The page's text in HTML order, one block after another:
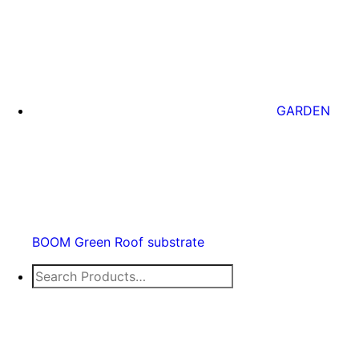
GARDEN
BOOM Green Roof substrate
Search
for: